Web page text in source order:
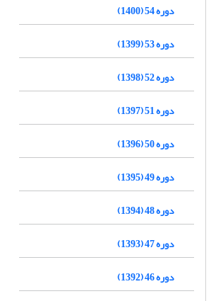
دوره 54 (1400)
دوره 53 (1399)
دوره 52 (1398)
دوره 51 (1397)
دوره 50 (1396)
دوره 49 (1395)
دوره 48 (1394)
دوره 47 (1393)
دوره 46 (1392)